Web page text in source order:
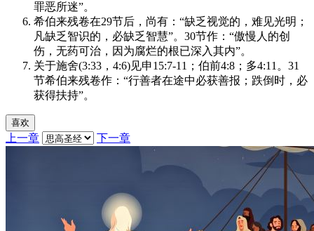
罪恶所迷”。
希伯来残卷在29节后，尚有：“缺乏视觉的，难见光明；
凡缺乏智识的，必缺乏智慧”。30节作：“傲慢人的创
伤，无药可治，因为腐烂的根已深入其内”。
关于施舍(3:33，4:6)见申15:7-11；伯前4:8；多4:11。31
节希伯来残卷作：“行善者在途中必获善报；跌倒时，必
获得扶持”。
喜欢
上一章 下一章